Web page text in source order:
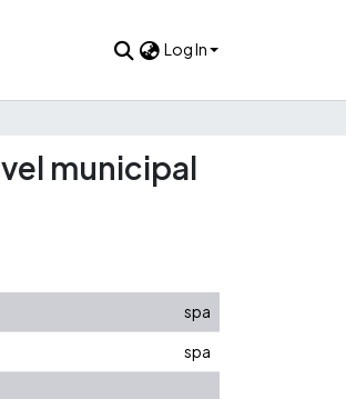
Log In
municipal
spa
spa